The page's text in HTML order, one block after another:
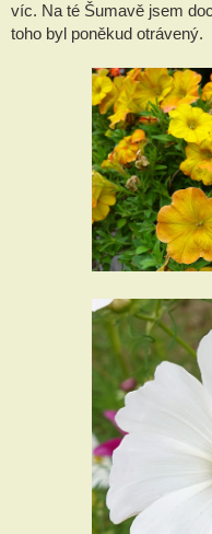
víc. Na té Šumavě jsem
toho byl poněkud otrávený.